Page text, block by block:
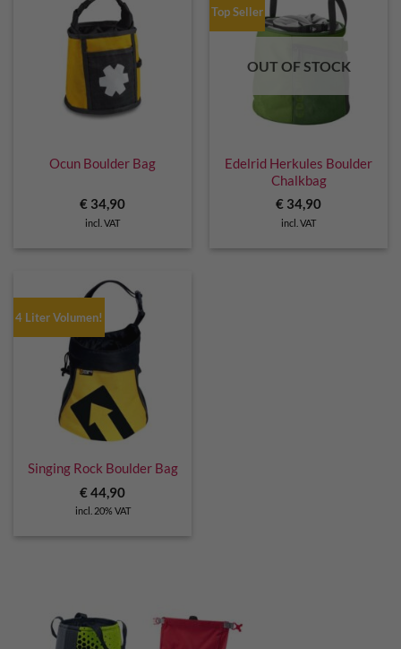
Ocun Boulder Bag
€ 34,90
incl. VAT
Top Seller
OUT OF STOCK
Edelrid Herkules Boulder
Chalkbag
€ 34,90
incl. VAT
4 Liter Volumen!
Singing Rock Boulder Bag
€44,90
incl. 20% VAT